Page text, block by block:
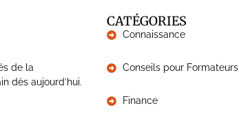
de la
dès aujourd’hui.
CATÉGORIES
Connaissance
Conseils pour Formateurs
Finance